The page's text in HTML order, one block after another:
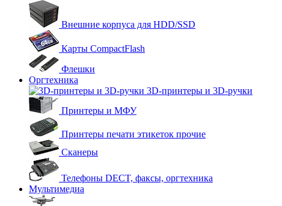
Внешние корпуса для HDD/SSD
Карты CompactFlash
Флешки
Оргтехника
3D-принтеры и 3D-ручки
Принтеры и МФУ
Принтеры печати этикеток прочие
Сканеры
Телефоны DECT, факсы, оргтехника
Мультимедиа